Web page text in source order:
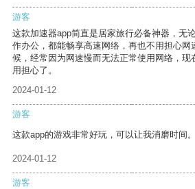
游客
这款加速器app简直是居家旅行必备神器，无
作办公，都能畅享高速网络，再也不用担心网
候，经常因为网速慢而无法正常使用网络，现
用担心了。
2024-01-12
游客
这款app的游戏非常好玩，可以让我消磨时间。
2024-01-12
游客